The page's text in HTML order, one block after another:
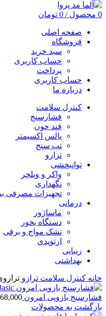
0 محصول /
0 تومان
صفحه اصلی
فروشگاه
سبد خرید
حساب کاربری
پرداخت
حساب کاربری
درباره ما
کنترل سلامت
فشارسنج
قند خون
پالس اکسیمتر
تب سنج
ترازو
توانبخشی
واکر و ویلچر
نگهداری
تجهیزات مصرفی
درمانی
ماساژور
دستگاه بخور
تشک مواج و برقی
ارتوپدی
زیبایی
بهداشتی
خانه کنترل سلامت ترازو
فشارسنج بازویی امرون M3 Basic
بازگشت به محصولات